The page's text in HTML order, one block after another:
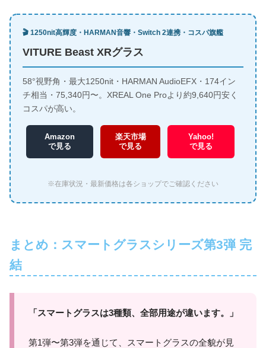
🎬 1250nit高輝度・HARMAN音響・Switch 2連携・コスパ旗艦
VITURE Beast XRグラス
58°視野角・最大1250nit・HARMAN AudioEFX・174イン
チ相当・75,340円〜。XREAL One Proより約9,640円安く
コスパが高い。
Amazon
で見る
楽天市場
で見る
Yahoo!
で見る
※在庫状況・最新価格は各ショップでご確認ください
まとめ：スマートグラスシリーズ第3弾 完
結
「スマートグラスは3種類、全部用途が違います。」
第1弾〜第3弾を通じて、スマートグラスの全貌が見